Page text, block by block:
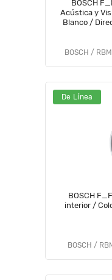
BOSCH
Acústica y
Blanco /
BOSCH /
De Línea
BOSCH
interior / Color
BOSCH /